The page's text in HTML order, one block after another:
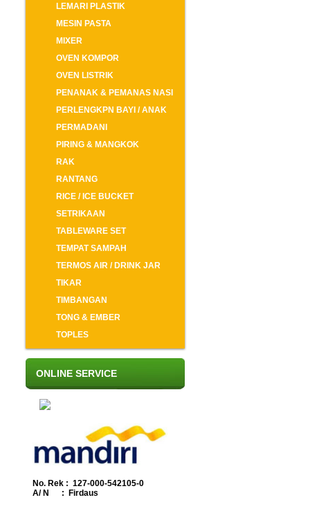
LEMARI PLASTIK
MESIN PASTA
MIXER
OVEN KOMPOR
OVEN LISTRIK
PENANAK & PEMANAS NASI
PERLENGKPN BAYI / ANAK
PERMADANI
PIRING & MANGKOK
RAK
RANTANG
RICE / ICE BUCKET
SETRIKAAN
TABLEWARE SET
TEMPAT SAMPAH
TERMOS AIR / DRINK JAR
TIKAR
TIMBANGAN
TONG & EMBER
TOPLES
ONLINE SERVICE
No. Rek : 127-000-542105-0
A/ N : Firdaus